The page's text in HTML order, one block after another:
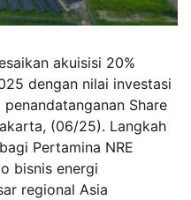
akuisisi 20%
dengan nilai investasi
Share
(06/25). Langkah
Pertamina NRE
bisnis energi
regional Asia